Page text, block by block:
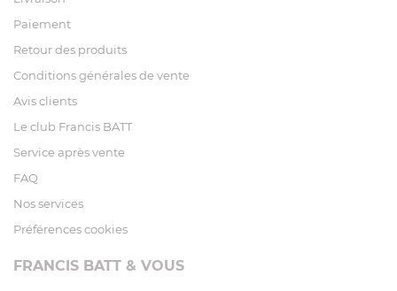
Paiement
Retour des produits
Conditions générales de vente
Avis clients
Le club Francis BATT
Service après vente
FAQ
Nos services
Préférences cookies
FRANCIS BATT & VOUS